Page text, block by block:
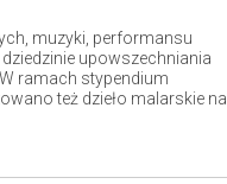
muzyki, performansu
upowszechniania
ramach stypendium
też dzieło malarskie na